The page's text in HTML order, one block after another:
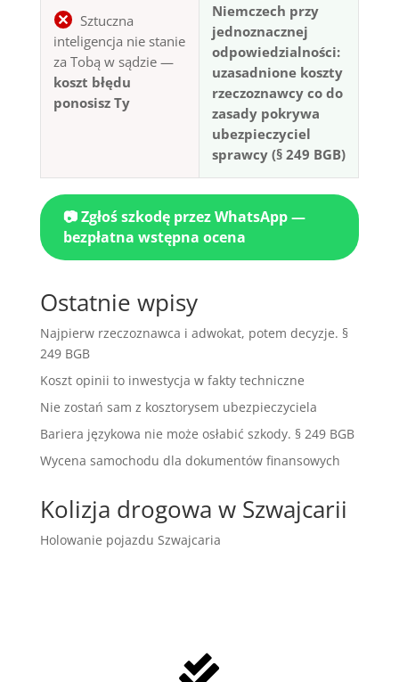
Sztuczna
inteligencja nie stanie
za Tobą w sądzie —
koszt błędu
ponosisz Ty
Niemczech przy
jednoznacznej
odpowiedzialności:
uzasadnione koszty
rzeczoznawcy co do
zasady pokrywa
ubezpieczyciel
sprawcy (§ 249 BGB)
📷 Zgłoś szkodę przez WhatsApp —
bezpłatna wstępna ocena
Ostatnie wpisy
Najpierw rzeczoznawca i adwokat, potem decyzje. §
249 BGB
Koszt opinii to inwestycja w fakty techniczne
Nie zostań sam z kosztorysem ubezpieczyciela
Bariera językowa nie może osłabić szkody. § 249 BGB
Wycena samochodu dla dokumentów finansowych
Kolizja drogowa w Szwajcarii
Holowanie pojazdu Szwajcaria
